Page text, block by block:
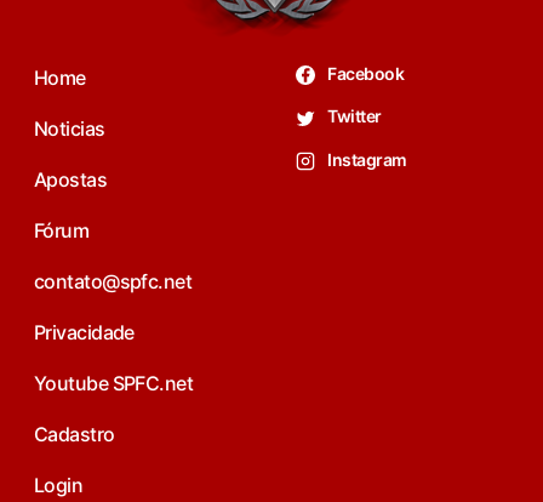
Home
Noticias
Apostas
Fórum
contato@spfc.net
Privacidade
Youtube SPFC.net
Cadastro
Login
Facebook
Twitter
Instagram